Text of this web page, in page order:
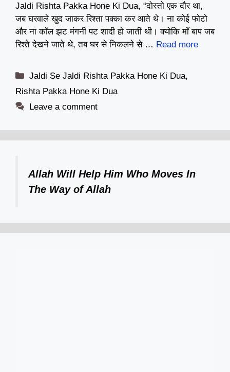
Jaldi Rishta Pakka Hone Ki Dua, “दोस्तो एक दौर था,
जब घरवाले खुद जाकर रिश्ता पक्का कर आते थे। ना कोई फोटो
और ना कॉल झट मंगनी पट शादी हो जाती थी। क्योकि माँ बाप जब
रिश्ते देखने जाते थे, तब घर से निकलने से … Read more
Categories
Jaldi Se Jaldi Rishta Pakka Hone Ki Dua,
Rishta Pakka Hone Ki Dua
Leave a comment
Allah Will Help Him Who Moves In
The Way of Allah